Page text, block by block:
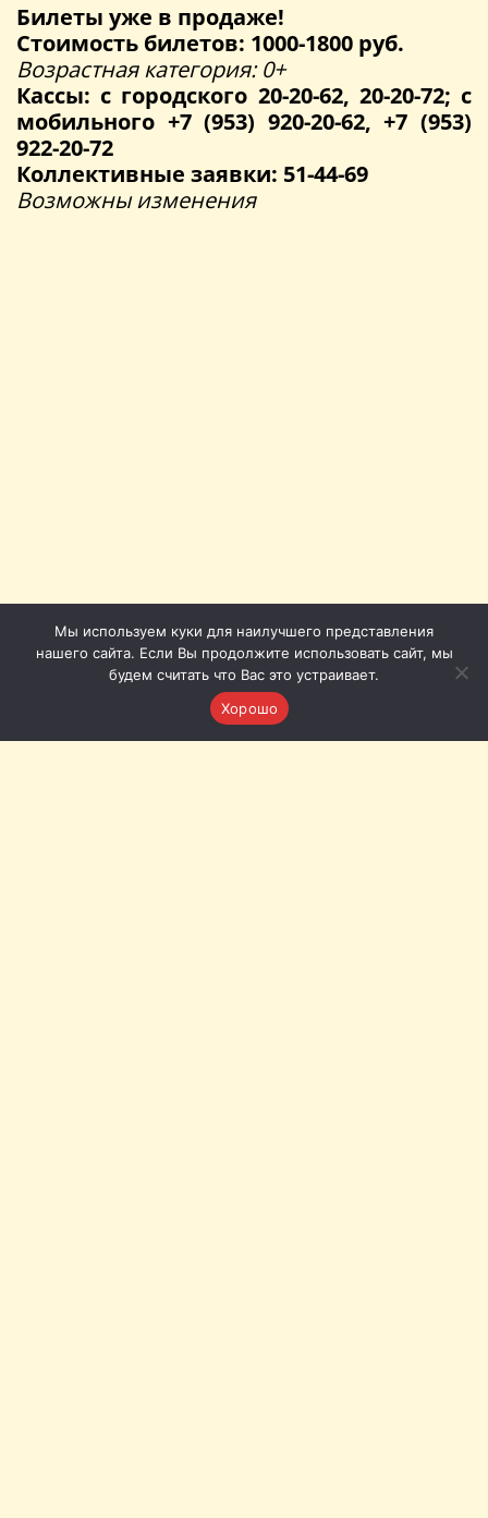
Билеты уже в продаже!
Стоимость билетов: 1000-1800 руб.
Возрастная категория: 0+
Кассы: с городского 20-20-62, 20-20-72; с
мобильного +7 (953) 920-20-62, +7 (953)
922-20-72
Коллективные заявки: 51-44-69
Возможны изменения
Мы используем куки для наилучшего представления
нашего сайта. Если Вы продолжите использовать сайт, мы
будем считать что Вас это устраивает.
Хорошо